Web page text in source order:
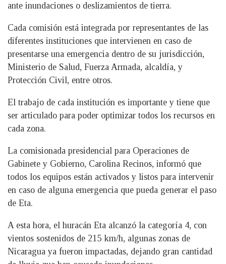
ante inundaciones o deslizamientos de tierra.
Cada comisión está integrada por representantes de las
diferentes instituciones que intervienen en caso de
presentarse una emergencia dentro de su jurisdicción,
Ministerio de Salud, Fuerza Armada, alcaldía, y
Protección Civil, entre otros.
El trabajo de cada institución es importante y tiene que
ser articulado para poder optimizar todos los recursos en
cada zona.
La comisionada presidencial para Operaciones de
Gabinete y Gobierno, Carolina Recinos, informó que
todos los equipos están activados y listos para intervenir
en caso de alguna emergencia que pueda generar el paso
de Eta.
A esta hora, el huracán Eta alcanzó la categoría 4, con
vientos sostenidos de 215 km/h, algunas zonas de
Nicaragua ya fueron impactadas, dejando gran cantidad